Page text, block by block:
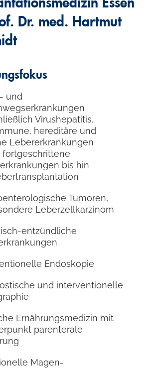
Essen
Dr. med. Hartmut
und
Virushepatitis,
hereditäre und
Lebererkrankungen
fortgeschrittene
bis hin
Tumoren,
Leberzellkarzinom
entzündliche
Endoskopie
und interventionelle
Ernährungsmedizin mit
parenterale
Magen-